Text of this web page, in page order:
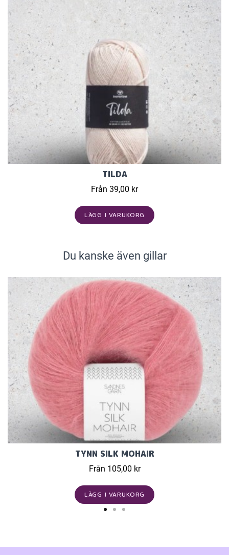
TILDA
Från 39,00 kr
LÄGG I VARUKORG
Du kanske även gillar
TYNN SILK MOHAIR
Från 105,00 kr
LÄGG I VARUKORG